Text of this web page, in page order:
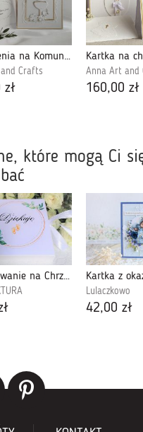
Zaproszenia na Komunię dla chrzestnych, LG 6
Crafts
zł
Anna Art and
160,00 zł
które mogą Ci
Podziękowanie na Chrzest- PGCH13
Lulaczkowo
42,00 zł